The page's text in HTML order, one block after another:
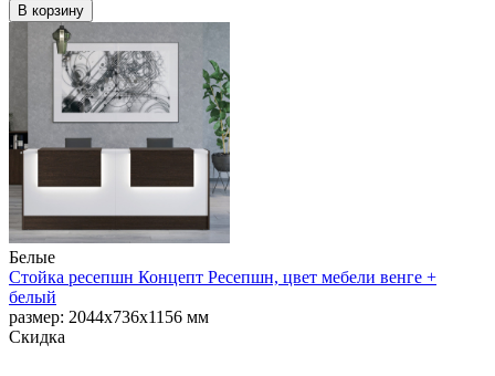
В корзину
Белые
Стойка ресепшн Концепт Ресепшн, цвет мебели венге +
белый
размер: 2044х736х1156 мм
Скидка